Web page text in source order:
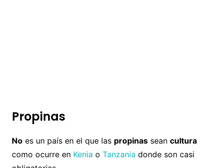
Propinas
Noes un país en el que las propinassean cultura
como ocurre en Kenia o Tanzania donde son casi